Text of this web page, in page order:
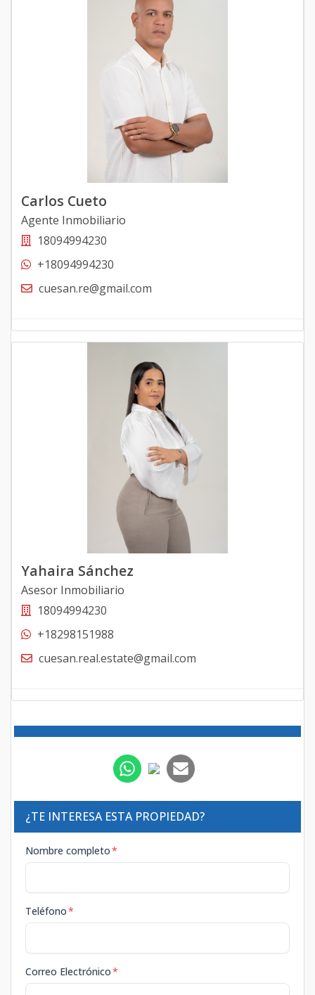
Carlos Cueto
Agente Inmobiliario
18094994230
+18094994230
cuesan.re@gmail.com
Yahaira Sánchez
Asesor Inmobiliario
18094994230
+18298151988
cuesan.real.estate@gmail.com
¿TE INTERESA ESTA PROPIEDAD?
Nombre completo*
Teléfono*
Correo Electrónico*